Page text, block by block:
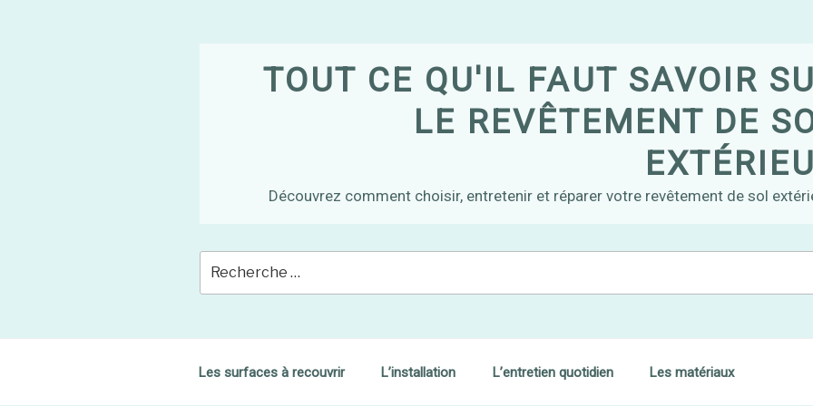
TOUT CE QU'IL FAUT SAVOIR
LE REVÊTEMENT DE
Découvrez comment choisir, entretenir et réparer votre revêtement de sol
Les surfaces à recouvrir L’installation L’entretien quotidien Les matériaux